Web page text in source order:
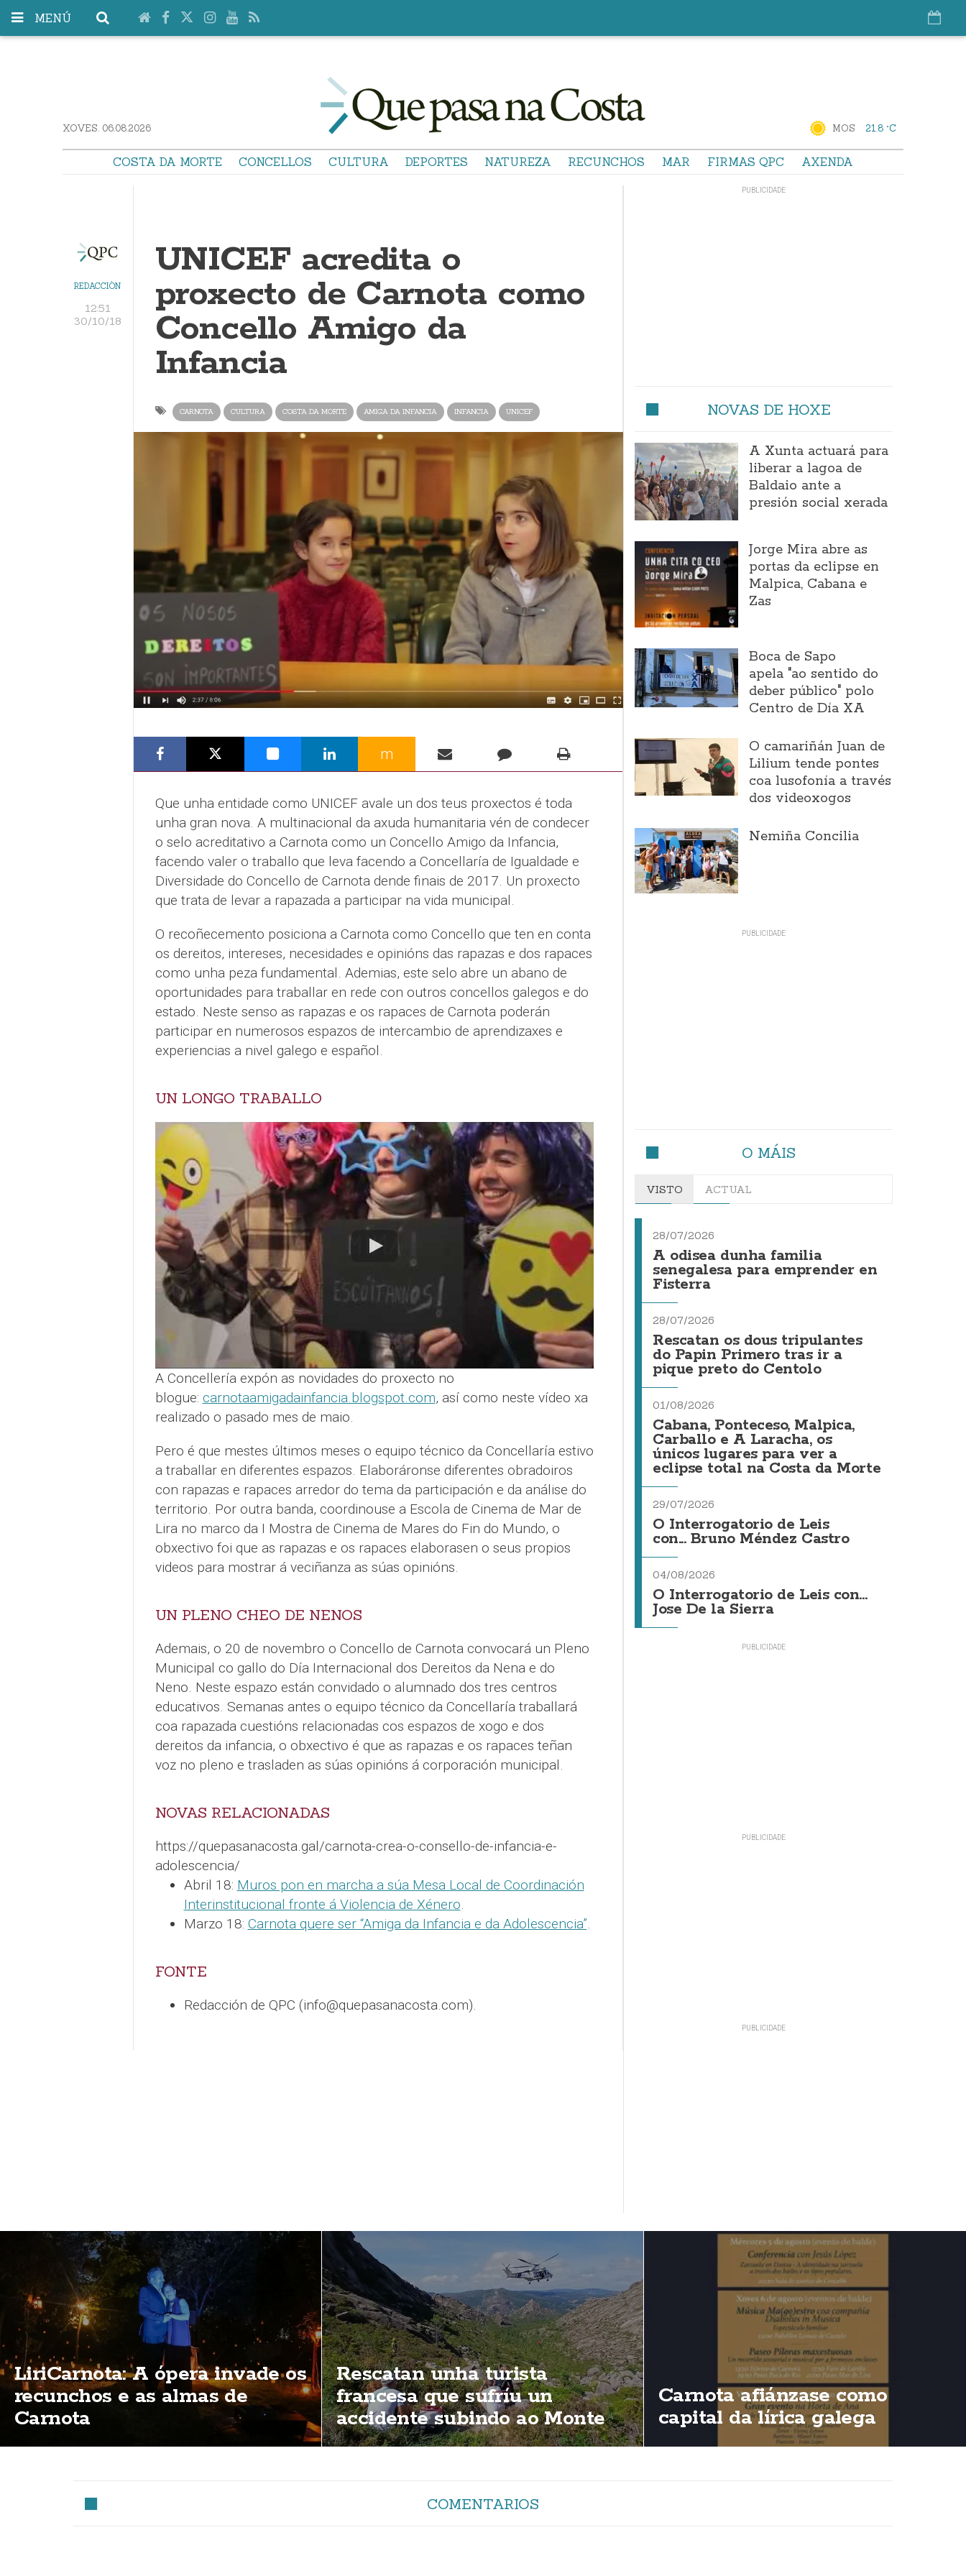
MENÚ
XOVES. 06.08.2026 MOS 21.8 °C
COSTA DA MORTE CONCELLOS CULTURA DEPORTES NATUREZA RECUNCHOS MAR FIRMAS QPC AXENDA
REDACCIÓN
12:51
30/10/18
UNICEF acredita o
proxecto de Carnota como
Concello Amigo da
Infancia
CARNOTA CULTURA COSTA DA MORTE AMIGA DA INFANCIA INFANCIA UNICEF
m
Que unha entidade como UNICEF avale un dos teus proxectos é toda
unha gran nova. A multinacional da axuda humanitaria vén de condecer
o selo acreditativo a Carnota como un Concello Amigo da Infancia,
facendo valer o traballo que leva facendo a Concellaría de Igualdade e
Diversidade do Concello de Carnota dende finais de 2017. Un proxecto
que trata de levar a rapazada a participar na vida municipal.
O recoñecemento posiciona a Carnota como Concello que ten en conta
os dereitos, intereses, necesidades e opinións das rapazas e dos rapaces
como unha peza fundamental. Ademias, este selo abre un abano de
oportunidades para traballar en rede con outros concellos galegos e do
estado. Neste senso as rapazas e os rapaces de Carnota poderán
participar en numerosos espazos de intercambio de aprendizaxes e
experiencias a nivel galego e español.
UN LONGO TRABALLO
A Concellería expón as novidades do proxecto no
blogue: carnotaamigadainfancia.blogspot.com, así como neste vídeo xa
realizado o pasado mes de maio.
Pero é que mestes últimos meses o equipo técnico da Concellaría estivo
a traballar en diferentes espazos. Elaboráronse diferentes obradoiros
con rapazas e rapaces arredor do tema da participación e da análise do
territorio. Por outra banda, coordinouse a Escola de Cinema de Mar de
Lira no marco da I Mostra de Cinema de Mares do Fin do Mundo, o
obxectivo foi que as rapazas e os rapaces elaborasen o seus propios
videos para mostrar á veciñanza as súas opinións.
UN PLENO CHEO DE NENOS
Ademais, o 20 de novembro o Concello de Carnota convocará un Pleno
Municipal co gallo do Día Internacional dos Dereitos da Nena e do
Neno. Neste espazo están convidado o alumnado dos tres centros
educativos. Semanas antes o equipo técnico da Concellaría traballará
coa rapazada cuestións relacionadas cos espazos de xogo e dos
dereitos da infancia, o obxectivo é que as rapazas e os rapaces teñan
voz no pleno e trasladen as súas opinións á corporación municipal.
NOVAS RELACIONADAS
https://quepasanacosta.gal/carnota-crea-o-consello-de-infancia-e-
adolescencia/
Abril 18: Muros pon en marcha a súa Mesa Local de Coordinación
Interinstitucional fronte á Violencia de Xénero.
Marzo 18: Carnota quere ser “Amiga da Infancia e da Adolescencia”.
FONTE
Redacción de QPC (info@quepasanacosta.com).
NOVAS DE HOXE
A Xunta actuará para
liberar a lagoa de
Baldaio ante a
presión social xerada
Jorge Mira abre as
portas da eclipse en
Malpica, Cabana e
Zas
Boca de Sapo
apela "ao sentido do
deber público" polo
Centro de Día XA
O camariñán Juan de
Lilium tende pontes
coa lusofonía a través
dos videoxogos
Nemiña Concilia
O MÁIS
VISTO ACTUAL
28/07/2026
A odisea dunha familia
senegalesa para emprender en
Fisterra
28/07/2026
Rescatan os dous tripulantes
do Papin Primero tras ir a
pique preto do Centolo
01/08/2026
Cabana, Ponteceso, Malpica,
Carballo e A Laracha, os
únicos lugares para ver a
eclipse total na Costa da Morte
29/07/2026
O Interrogatorio de Leis
con... Bruno Méndez Castro
04/08/2026
O Interrogatorio de Leis con...
Jose De la Sierra
LiriCarnota: A ópera invade os
recunchos e as almas de
Carnota
Rescatan unha turista
francesa que sufríu un
accidente subindo ao Monte
Pindo
Carnota afiánzase como
capital da lírica galega
COMENTARIOS